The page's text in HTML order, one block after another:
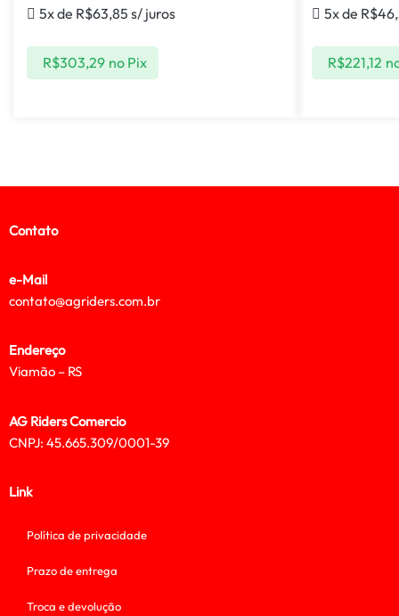
5x de R$63,85 s/ juros
R$303,29 no Pix
5x de R$
R$221,12
Contato
e-Mail
contato@agriders.com.br
Endereço
Viamão – RS
AG Riders Comercio
CNPJ: 45.665.309/0001-39
Link
Política de privacidade
Prazo de entrega
Troca e devolução